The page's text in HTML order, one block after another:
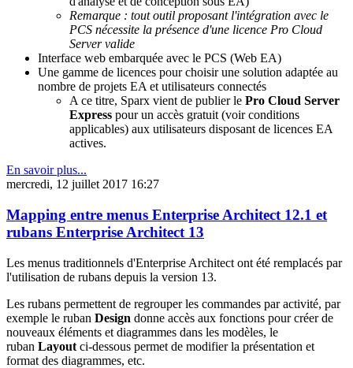
Remarque : tout outil proposant l'intégration avec le
PCS nécessite la présence d'une licence Pro Cloud
Server valide
Interface web embarquée avec le PCS (Web EA)
Une gamme de licences pour choisir une solution adaptée au
nombre de projets EA et utilisateurs connectés
A ce titre, Sparx vient de publier le Pro Cloud Server
Express pour un accès gratuit (voir conditions
applicables) aux utilisateurs disposant de licences EA
actives.
En savoir plus...
mercredi, 12 juillet 2017 16:27
Mapping entre menus Enterprise Architect 12.1 et
rubans Enterprise Architect 13
Les menus traditionnels d'Enterprise Architect ont été remplacés par
l'utilisation de rubans depuis la version 13.
Les rubans permettent de regrouper les commandes par activité, par
exemple le ruban Design donne accès aux fonctions pour créer de
nouveaux éléments et diagrammes dans les modèles, le
ruban Layout ci-dessous permet de modifier la présentation et
format des diagrammes, etc.